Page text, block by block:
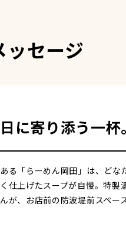
ッセージ
に寄り添う一杯。
る「らーめん岡田」は、ど
仕上げたスープが自慢。特
が、お店前の防波堤前スペ